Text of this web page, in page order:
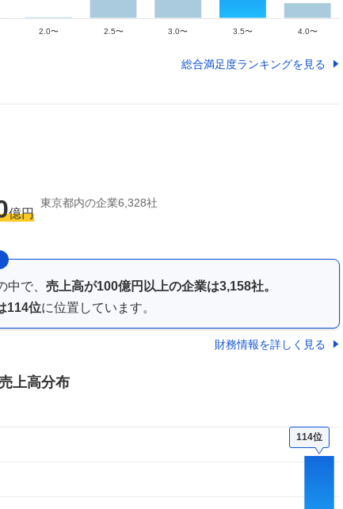
総合満足度ランキングを見る
億円
東京都内の企業6,328社
中で、 売上高が100億円以上の企業は3,158社。
114位に位置しています。
財務情報を詳しく見る
上高分布
114位